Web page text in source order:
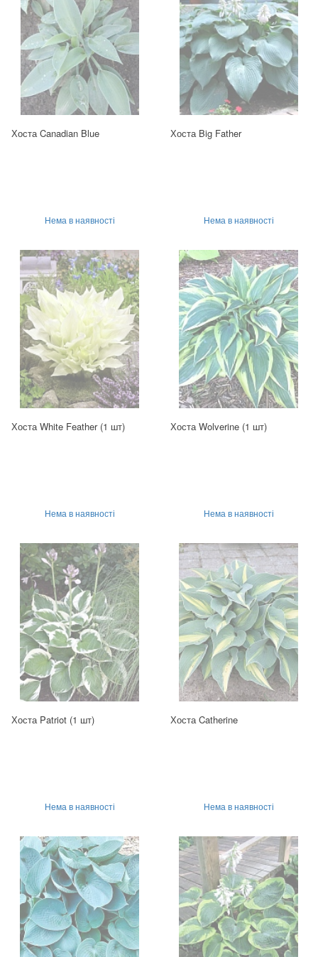
Хоста Canadian Blue
Нема в наявності
Хоста Big Father
Нема в наявності
Хоста White Feather (1 шт)
Нема в наявності
Хоста Wolverine (1 шт)
Нема в наявності
Хоста Patriot (1 шт)
Нема в наявності
Хоста Catherine
Нема в наявності